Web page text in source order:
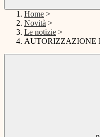
Home >
Novità >
Le notizie >
AUTORIZZAZIONE